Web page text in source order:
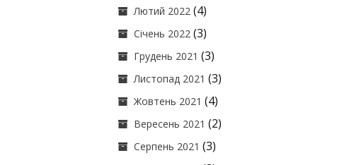
Лютий 2022 (4)
Січень 2022 (3)
Грудень 2021 (3)
Листопад 2021 (3)
Жовтень 2021 (4)
Вересень 2021 (2)
Серпень 2021 (3)